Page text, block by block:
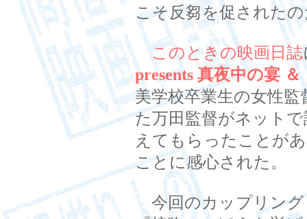
こそ反芻を促された
このときの映画日誌
presents 真夜中の宴
美学校卒業生の女性
た万田監督がネット
えてもらったことが
ことに感心された。
今回のカップリング